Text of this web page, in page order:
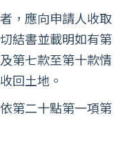
，應向申請人收取
結書並載明如有第
第七款至第十款情
回土地。
第二十點第一項第